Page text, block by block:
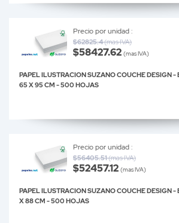
Precio por unidad :
$62825.4(mas IVA)
$58427.62 (mas IVA)
PAPEL ILUSTRACION SUZANO COUCHE DESIGN
65 X 95 CM - 500 HOJAS
Precio por unidad :
$56405.51(mas IVA)
$52457.12 (mas IVA)
PAPEL ILUSTRACION SUZANO COUCHE DESIGN
X 88 CM - 500 HOJAS